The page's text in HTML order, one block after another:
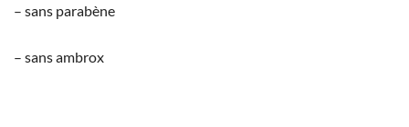
– sans parabène
– sans ambrox